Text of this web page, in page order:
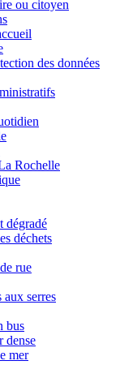
ou citoyen
des données
Rochelle
dégradé
déchets
rue
aux serres
bus
dense
mer